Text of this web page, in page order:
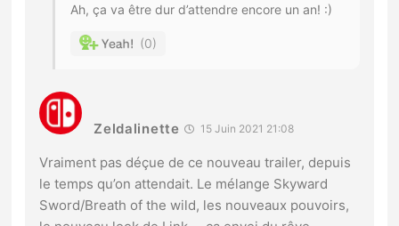
Ah, ça va être dur d’attendre encore un an! :)
0
Zeldalinette 15 Juin 2021 21:08
Vraiment pas déçue de ce nouveau trailer, depuis
le temps qu’on attendait. Le mélange Skyward
Sword/Breath of the wild, les nouveaux pouvoirs,